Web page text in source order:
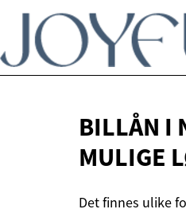
BILLÅN I
MULIGE
Det finnes ulike